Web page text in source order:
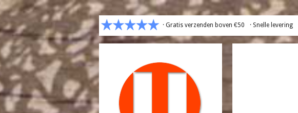
· Gratis verzenden boven €50 · Snelle levering